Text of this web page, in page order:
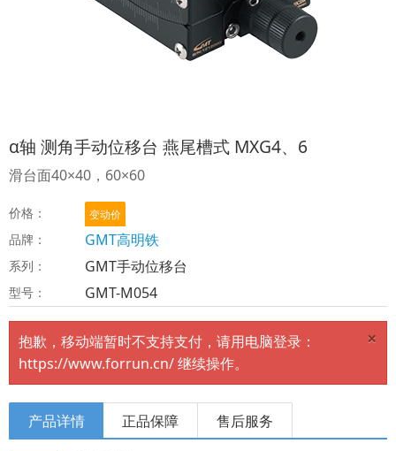
α轴 测角手动位移台 燕尾槽式 MXG4、6
滑台面40×40，60×60
价格： 变动价
品牌： GMT高明铁
系列： GMT手动位移台
型号： GMT-M054
×
抱歉，移动端暂时不支持支付，请用电脑登录：
https://www.forrun.cn/ 继续操作。
产品详情 正品保障 售后服务